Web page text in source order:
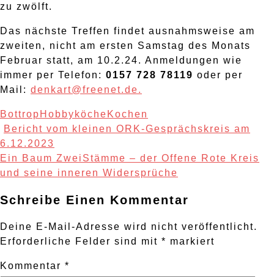
zu zwölft.
Das nächste Treffen findet ausnahmsweise am
zweiten, nicht am ersten Samstag des Monats
Februar statt, am 10.2.24. Anmeldungen wie
immer per Telefon: 0157 728 78119 oder per
Mail: denkart@freenet.de.
Bottrop Hobbyköche Kochen
Post
Navigation
Bericht vom kleinen ORK-Gesprächskreis am
6.12.2023
Ein Baum ZweiStämme – der Offene Rote Kreis
und seine inneren Widersprüche
Schreibe Einen Kommentar
Deine E-Mail-Adresse wird nicht veröffentlicht.
Erforderliche Felder sind mit * markiert
Kommentar *